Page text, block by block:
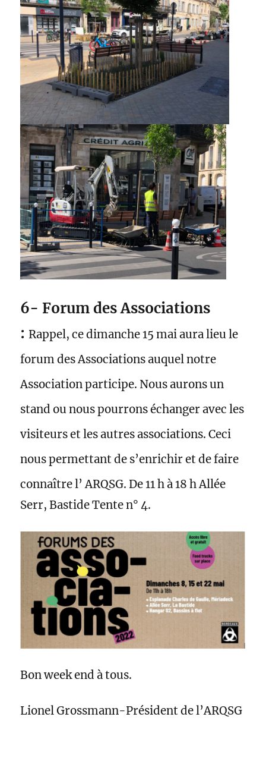
6- Forum des Associations
:Rappel, ce dimanche 15 mai aura lieu le
forum des Associations auquel notre
Association participe. Nous aurons un
stand ou nous pourrons échanger avec les
visiteurs et les autres associations. Ceci
nous permettant de s’enrichir et de faire
connaître l’ ARQSG. De 11 h à 18 h Allée
Serr, Bastide Tente n° 4.
Bon week end à tous.
Lionel Grossmann-Président de l’ARQSG